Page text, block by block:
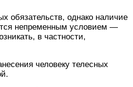
обязательств, однако наличие
непременным условием —
в частности,
человеку телесных